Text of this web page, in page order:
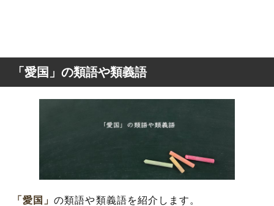
「愛国」の類語や類義語
「愛国」の類語や類義語を紹介します。